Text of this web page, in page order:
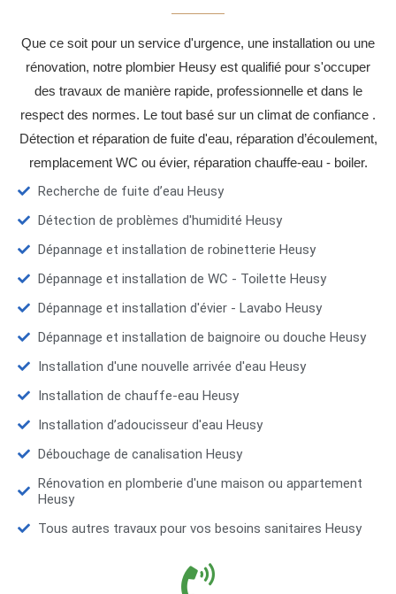
Que ce soit pour un service d'urgence, une installation ou une
rénovation, notre plombier Heusy est qualifié pour s'occuper
des travaux de manière rapide, professionnelle et dans le
respect des normes. Le tout basé sur un climat de confiance .
Détection et réparation de fuite d'eau, réparation d’écoulement,
remplacement WC ou évier, réparation chauffe-eau - boiler.
Recherche de fuite d’eau Heusy
Détection de problèmes d'humidité Heusy
Dépannage et installation de robinetterie Heusy
Dépannage et installation de WC - Toilette Heusy
Dépannage et installation d'évier - Lavabo Heusy
Dépannage et installation de baignoire ou douche Heusy
Installation d'une nouvelle arrivée d'eau Heusy
Installation de chauffe-eau Heusy
Installation d’adoucisseur d'eau Heusy
Débouchage de canalisation Heusy
Rénovation en plomberie d'une maison ou appartement
Heusy
Tous autres travaux pour vos besoins sanitaires Heusy